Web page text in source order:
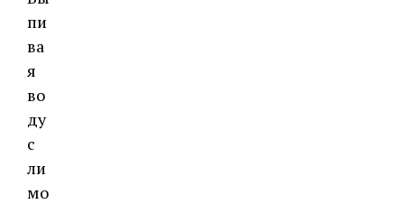
пи
ва
я
во
ду
с
ли
мо